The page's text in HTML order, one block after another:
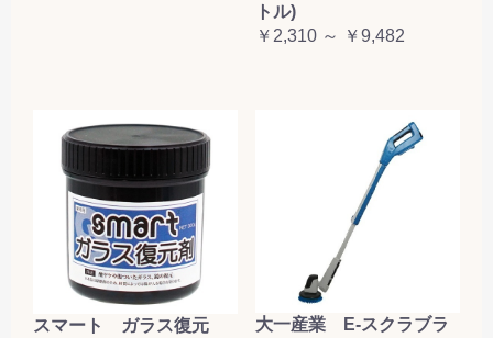
トル)
￥2,310 ～ ￥9,482
スマート ガラス復元
大一産業 E-スクラブラ